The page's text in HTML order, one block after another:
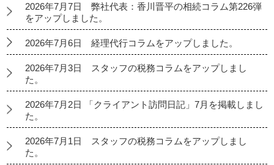
2026年7月7日 弊社代表：香川晋平の相続コラム第226弾
をアップしました。
2026年7月6日 経理代行コラムをアップしました。
2026年7月3日 スタッフの税務コラムをアップしまし
た。
2026年7月2日 「クライアント訪問日記」7月を掲載しまし
た。
2026年7月1日 スタッフの税務コラムをアップしまし
た。